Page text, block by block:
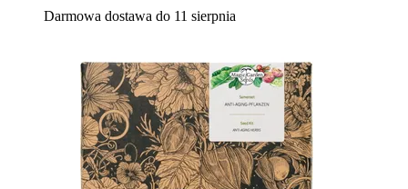
Darmowa dostawa do 11 sierpnia